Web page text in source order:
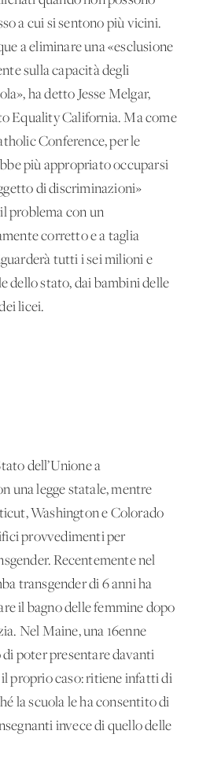
a cui si sentono più vicini.
a eliminare una «esclusione
sulla capacità degli
ha detto Jesse Melgar,
Equality California. Ma come
Conference, per le
più appropriato occuparsi
di discriminazioni»
problema con un
corretto e a taglia
tutti i sei milioni e
dello stato, dai bambini delle
licei.
dell’Unione a
una legge statale, mentre
Washington e Colorado
provvedimenti per
Recentemente nel
transgender di 6 anni ha
il bagno delle femmine dopo
Nel Maine, una 16enne
poter presentare davanti
proprio caso: ritiene infatti di
la scuola le ha consentito di
invece di quello delle